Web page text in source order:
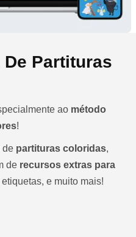
Partituras
ao método
!
de partituras coloridas,
de recursos extras para
e muito mais!